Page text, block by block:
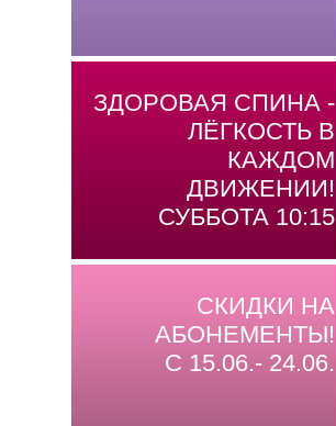
ЗДОРОВАЯ СПИНА -
ЛЁГКОСТЬ В
КАЖДОМ
ДВИЖЕНИИ!
СУББОТА 10:15
СКИДКИ НА
АБОНЕМЕНТЫ!
С 15.06.- 24.06.